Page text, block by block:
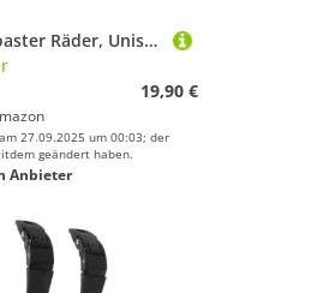
Rio Roller Coaster Räder, Unisex, Erwachsene L gelb
19,90 €
27.09.2025 um 00:03; der
geändert haben.
Anbieter